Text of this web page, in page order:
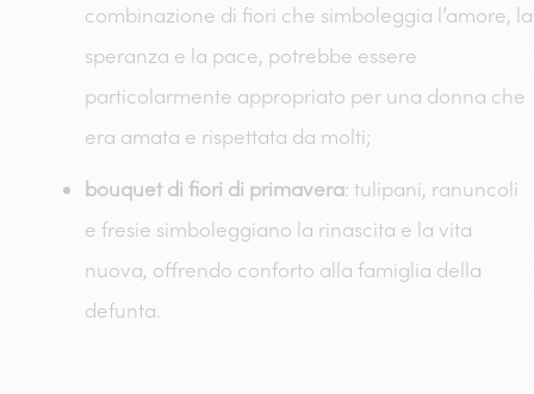
combinazione di fiori che simboleggia l’amore, la
speranza e la pace, potrebbe essere
particolarmente appropriato per una donna che
era amata e rispettata da molti;
bouquet di fiori di primavera: tulipani, ranuncoli
e fresie simboleggiano la rinascita e la vita
nuova, offrendo conforto alla famiglia della
defunta.